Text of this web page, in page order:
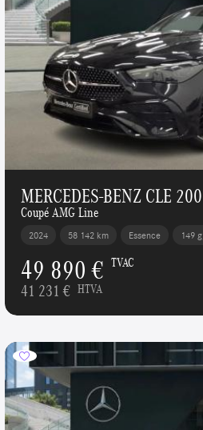
MERCEDES-BENZ CLE 200
Coupé AMG Line
2024 58 142 km Essence 149
49 890 € TVAC
41 231 € HTVA